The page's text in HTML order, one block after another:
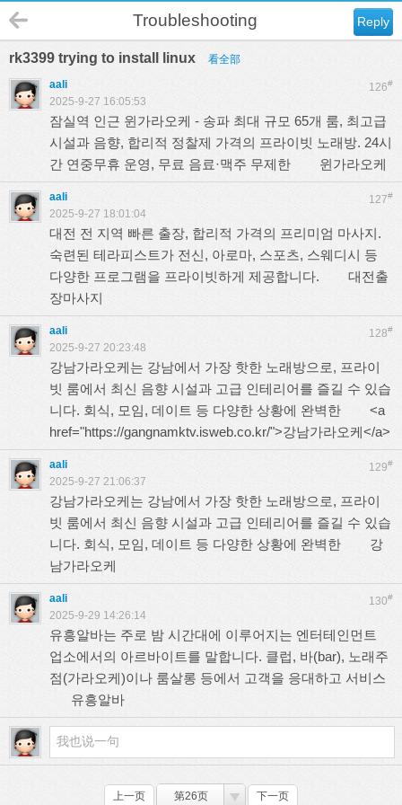
Reply
Troubleshooting
rk3399 trying to install linux 看全部
126#
aali
2025-9-27 16:05:53
잠실역 인근 윈가라오케 - 송파 최대 규모 65개 룸, 최고급
시설과 음향, 합리적 정찰제 가격의 프라이빗 노래방. 24시
간 연중무휴 운영, 무료 음료·맥주 무제한 윈가라오케
127#
aali
2025-9-27 18:01:04
대전 전 지역 빠른 출장, 합리적 가격의 프리미엄 마사지.
숙련된 테라피스트가 전신, 아로마, 스포츠, 스웨디시 등
다양한 프로그램을 프라이빗하게 제공합니다. 대전출
장마사지
128#
aali
2025-9-27 20:23:48
강남가라오케는 강남에서 가장 핫한 노래방으로, 프라이
빗 룸에서 최신 음향 시설과 고급 인테리어를 즐길 수 있습
니다. 회식, 모임, 데이트 등 다양한 상황에 완벽한 <a
href="https://gangnamktv.isweb.co.kr/">강남가라오케</a>
129#
aali
2025-9-27 21:06:37
강남가라오케는 강남에서 가장 핫한 노래방으로, 프라이
빗 룸에서 최신 음향 시설과 고급 인테리어를 즐길 수 있습
니다. 회식, 모임, 데이트 등 다양한 상황에 완벽한 강
남가라오케
130#
aali
2025-9-29 14:26:14
유흥알바는 주로 밤 시간대에 이루어지는 엔터테인먼트
업소에서의 아르바이트를 말합니다. 클럽, 바(bar), 노래주
점(가라오케)이나 룸살롱 등에서 고객을 응대하고 서비스
유흥알바
上一页 第26页 下一页